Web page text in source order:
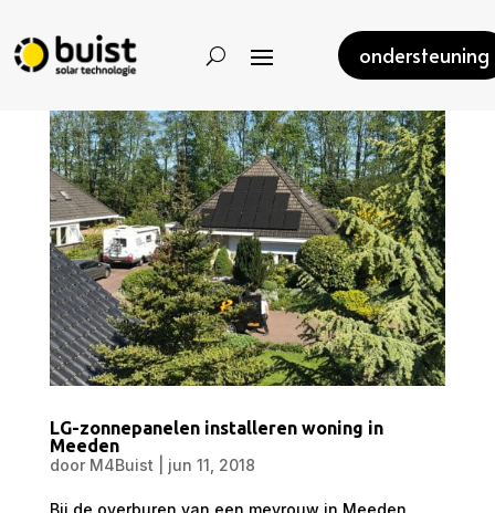
ondersteuning
LG-zonnepanelen installeren woning in
Meeden
door M4Buist jun 11, 2018